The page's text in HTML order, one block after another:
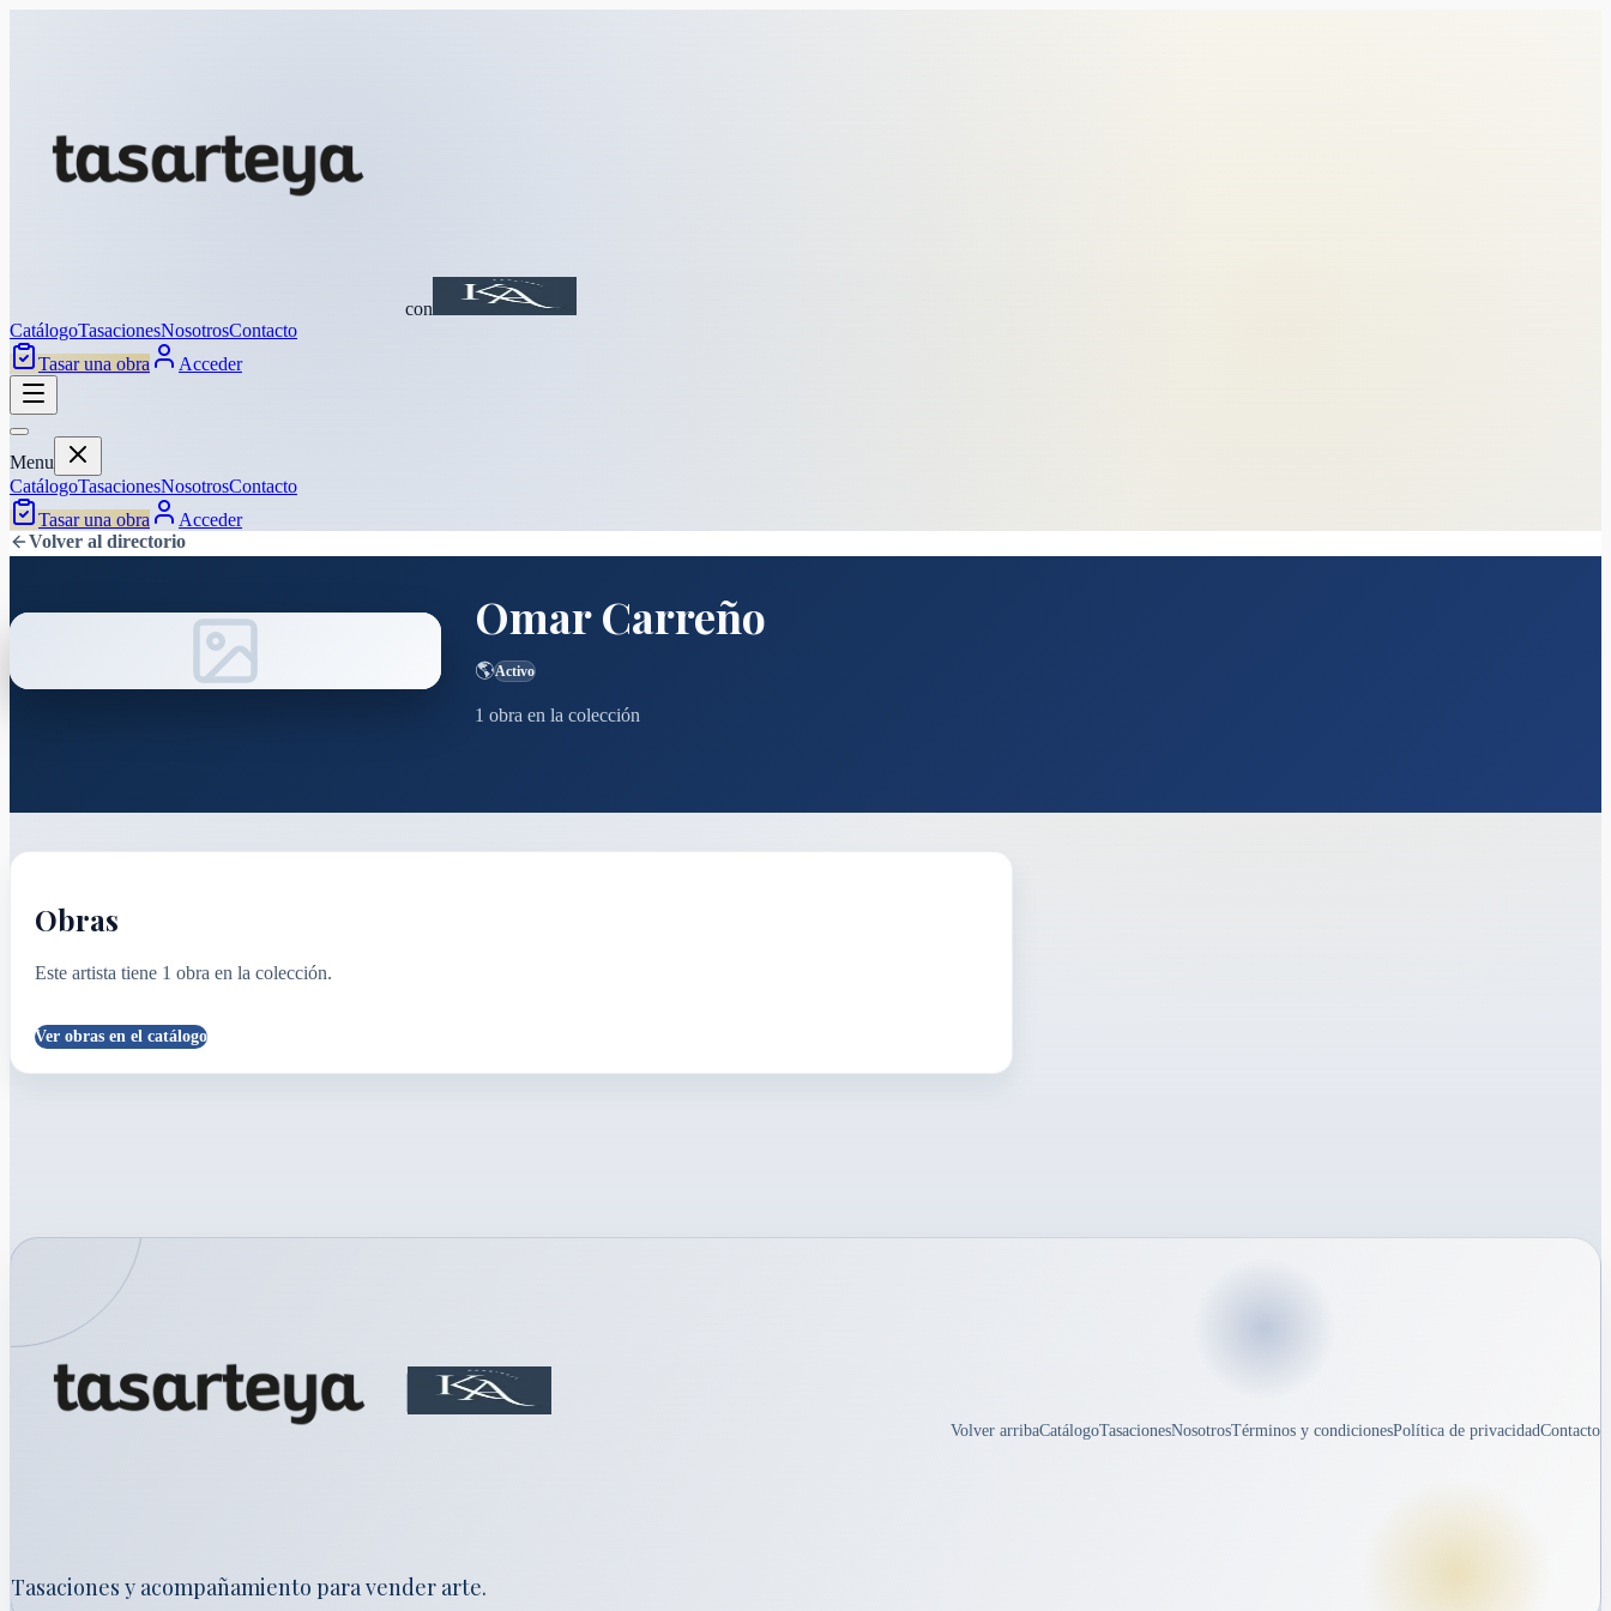
con
CatálogoTasacionesNosotrosContacto
Tasar una obra
Acceder
Menu
CatálogoTasacionesNosotrosContacto
Tasar una obra
Acceder
Volver al directorio
Omar Carreño
🌎Activo
1 obra en la colección
Obras
Este artista tiene 1 obra en la colección.
Ver obras en el catálogo
Tasaciones y acompañamiento para vender arte.
Volver arribaCatálogoTasacionesNosotrosTérminos y condicionesPolítica de privacidadContacto